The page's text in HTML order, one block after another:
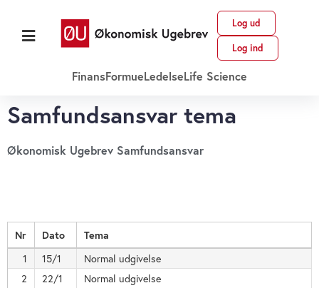
Log ud
Log ind
FinansFormueLedelseLife Science
Samfundsansvar tema
Økonomisk Ugebrev Samfundsansvar
Nr Dato
Tema
1
15/1
Normal udgivelse
2
22/1
Normal udgivelse